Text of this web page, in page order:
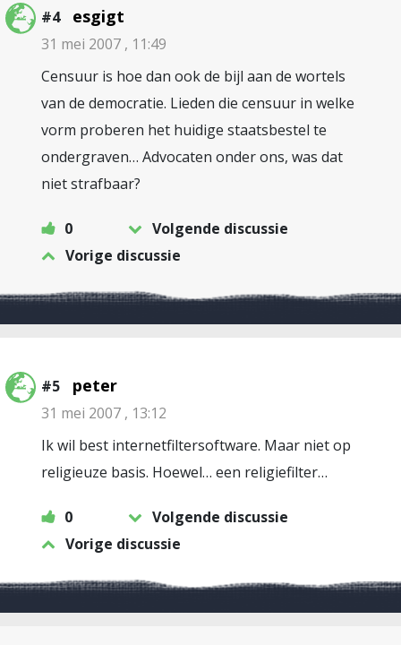
#4 esgigt
31 mei 2007 , 11:49
Censuur is hoe dan ook de bijl aan de wortels
van de democratie. Lieden die censuur in welke
vorm proberen het huidige staatsbestel te
ondergraven… Advocaten onder ons, was dat
niet strafbaar?
0
Volgende discussie
Vorige discussie
#5 peter
31 mei 2007 , 13:12
Ik wil best internetfiltersoftware. Maar niet op
religieuze basis. Hoewel… een religiefilter…
0
Volgende discussie
Vorige discussie